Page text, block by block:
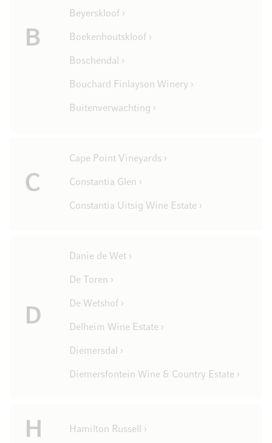
B
Beyerskloof ›
Boekenhoutskloof ›
Boschendal ›
Bouchard Finlayson Winery ›
Buitenverwachting ›
C
Cape Point Vineyards ›
Constantia Glen ›
Constantia Uitsig Wine Estate ›
D
Danie de Wet ›
De Toren ›
De Wetshof ›
Delheim Wine Estate ›
Diemersdal ›
Diemersfontein Wine & Country Estate ›
H Hamilton Russell ›